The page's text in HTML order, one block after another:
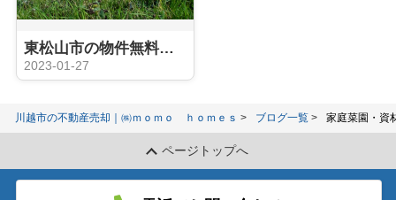
東松山市の物件無料売却査定致します♪
2023-01-27
川越市の不動産売却｜㈱ｍｏｍｏ ｈｏｍｅｓ ブログ一覧 家庭菜園・資
ページトップへ